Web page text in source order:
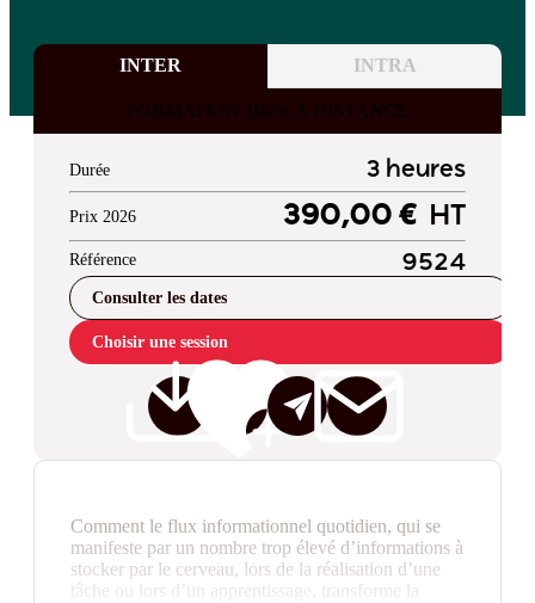
INTER INTRA
FORMATION 100% À DISTANCE
Durée 3 heures
Prix 2026 390,00 € HT
Référence 9524
Consulter les dates
Choisir une session
Comment le flux informationnel quotidien, qui se
manifeste par un nombre trop élevé d’informations à
stocker par le cerveau, lors de la réalisation d’une
tâche ou lors d’un apprentissage, transforme la